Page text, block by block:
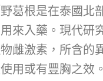
葛根是在泰國北
來入藥。現代研
雌激素，所含的
用或有豐胸之效